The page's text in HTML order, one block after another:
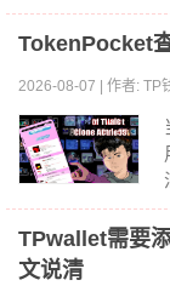
TokenPocket
2026-08-07 | 作者: TP
TPwallet需要
文说清